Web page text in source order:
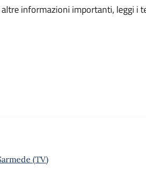
informazioni importanti, leggi i
(TV)